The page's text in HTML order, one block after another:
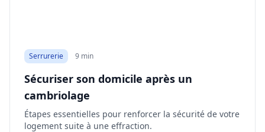
Serrurerie 9 min
Sécuriser son domicile après un
cambriolage
Étapes essentielles pour renforcer la sécurité de votre
logement suite à une effraction.